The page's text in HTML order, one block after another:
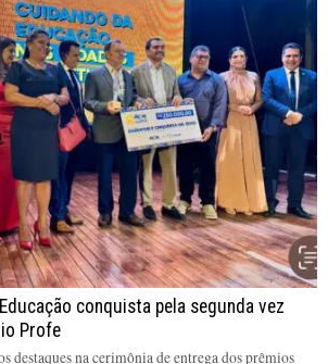
Educação conquista pela segunda vez
Profe
destaques na cerimônia de entrega dos prêmios